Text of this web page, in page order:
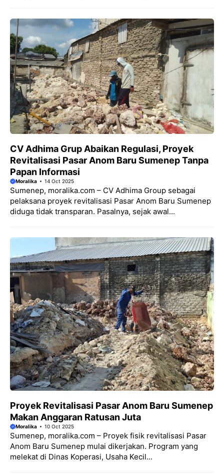
CV Adhima Grup Abaikan Regulasi, Proyek
Revitalisasi Pasar Anom Baru Sumenep Tanpa
Papan Informasi
Moralika 14 Oct 2025
Sumenep, moralika.com – CV Adhima Group sebagai
pelaksana proyek revitalisasi Pasar Anom Baru Sumenep
diduga tidak transparan. Pasalnya, sejak awal...
Proyek Revitalisasi Pasar Anom Baru Sumenep
Makan Anggaran Ratusan Juta
Moralika 10 Oct 2025
Sumenep, moralika.com – Proyek fisik revitalisasi Pasar
Anom Baru Sumenep mulai dikerjakan. Program yang
melekat di Dinas Koperasi, Usaha Kecil...